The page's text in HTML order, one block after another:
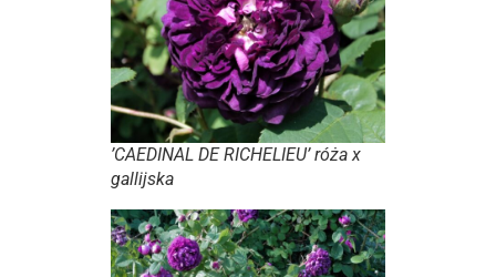
’CAEDINAL DE RICHELIEU’ róża x
gallijska